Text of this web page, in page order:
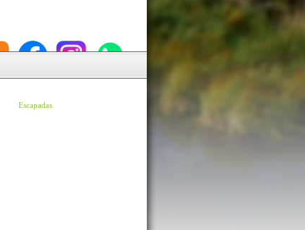
Escapadas